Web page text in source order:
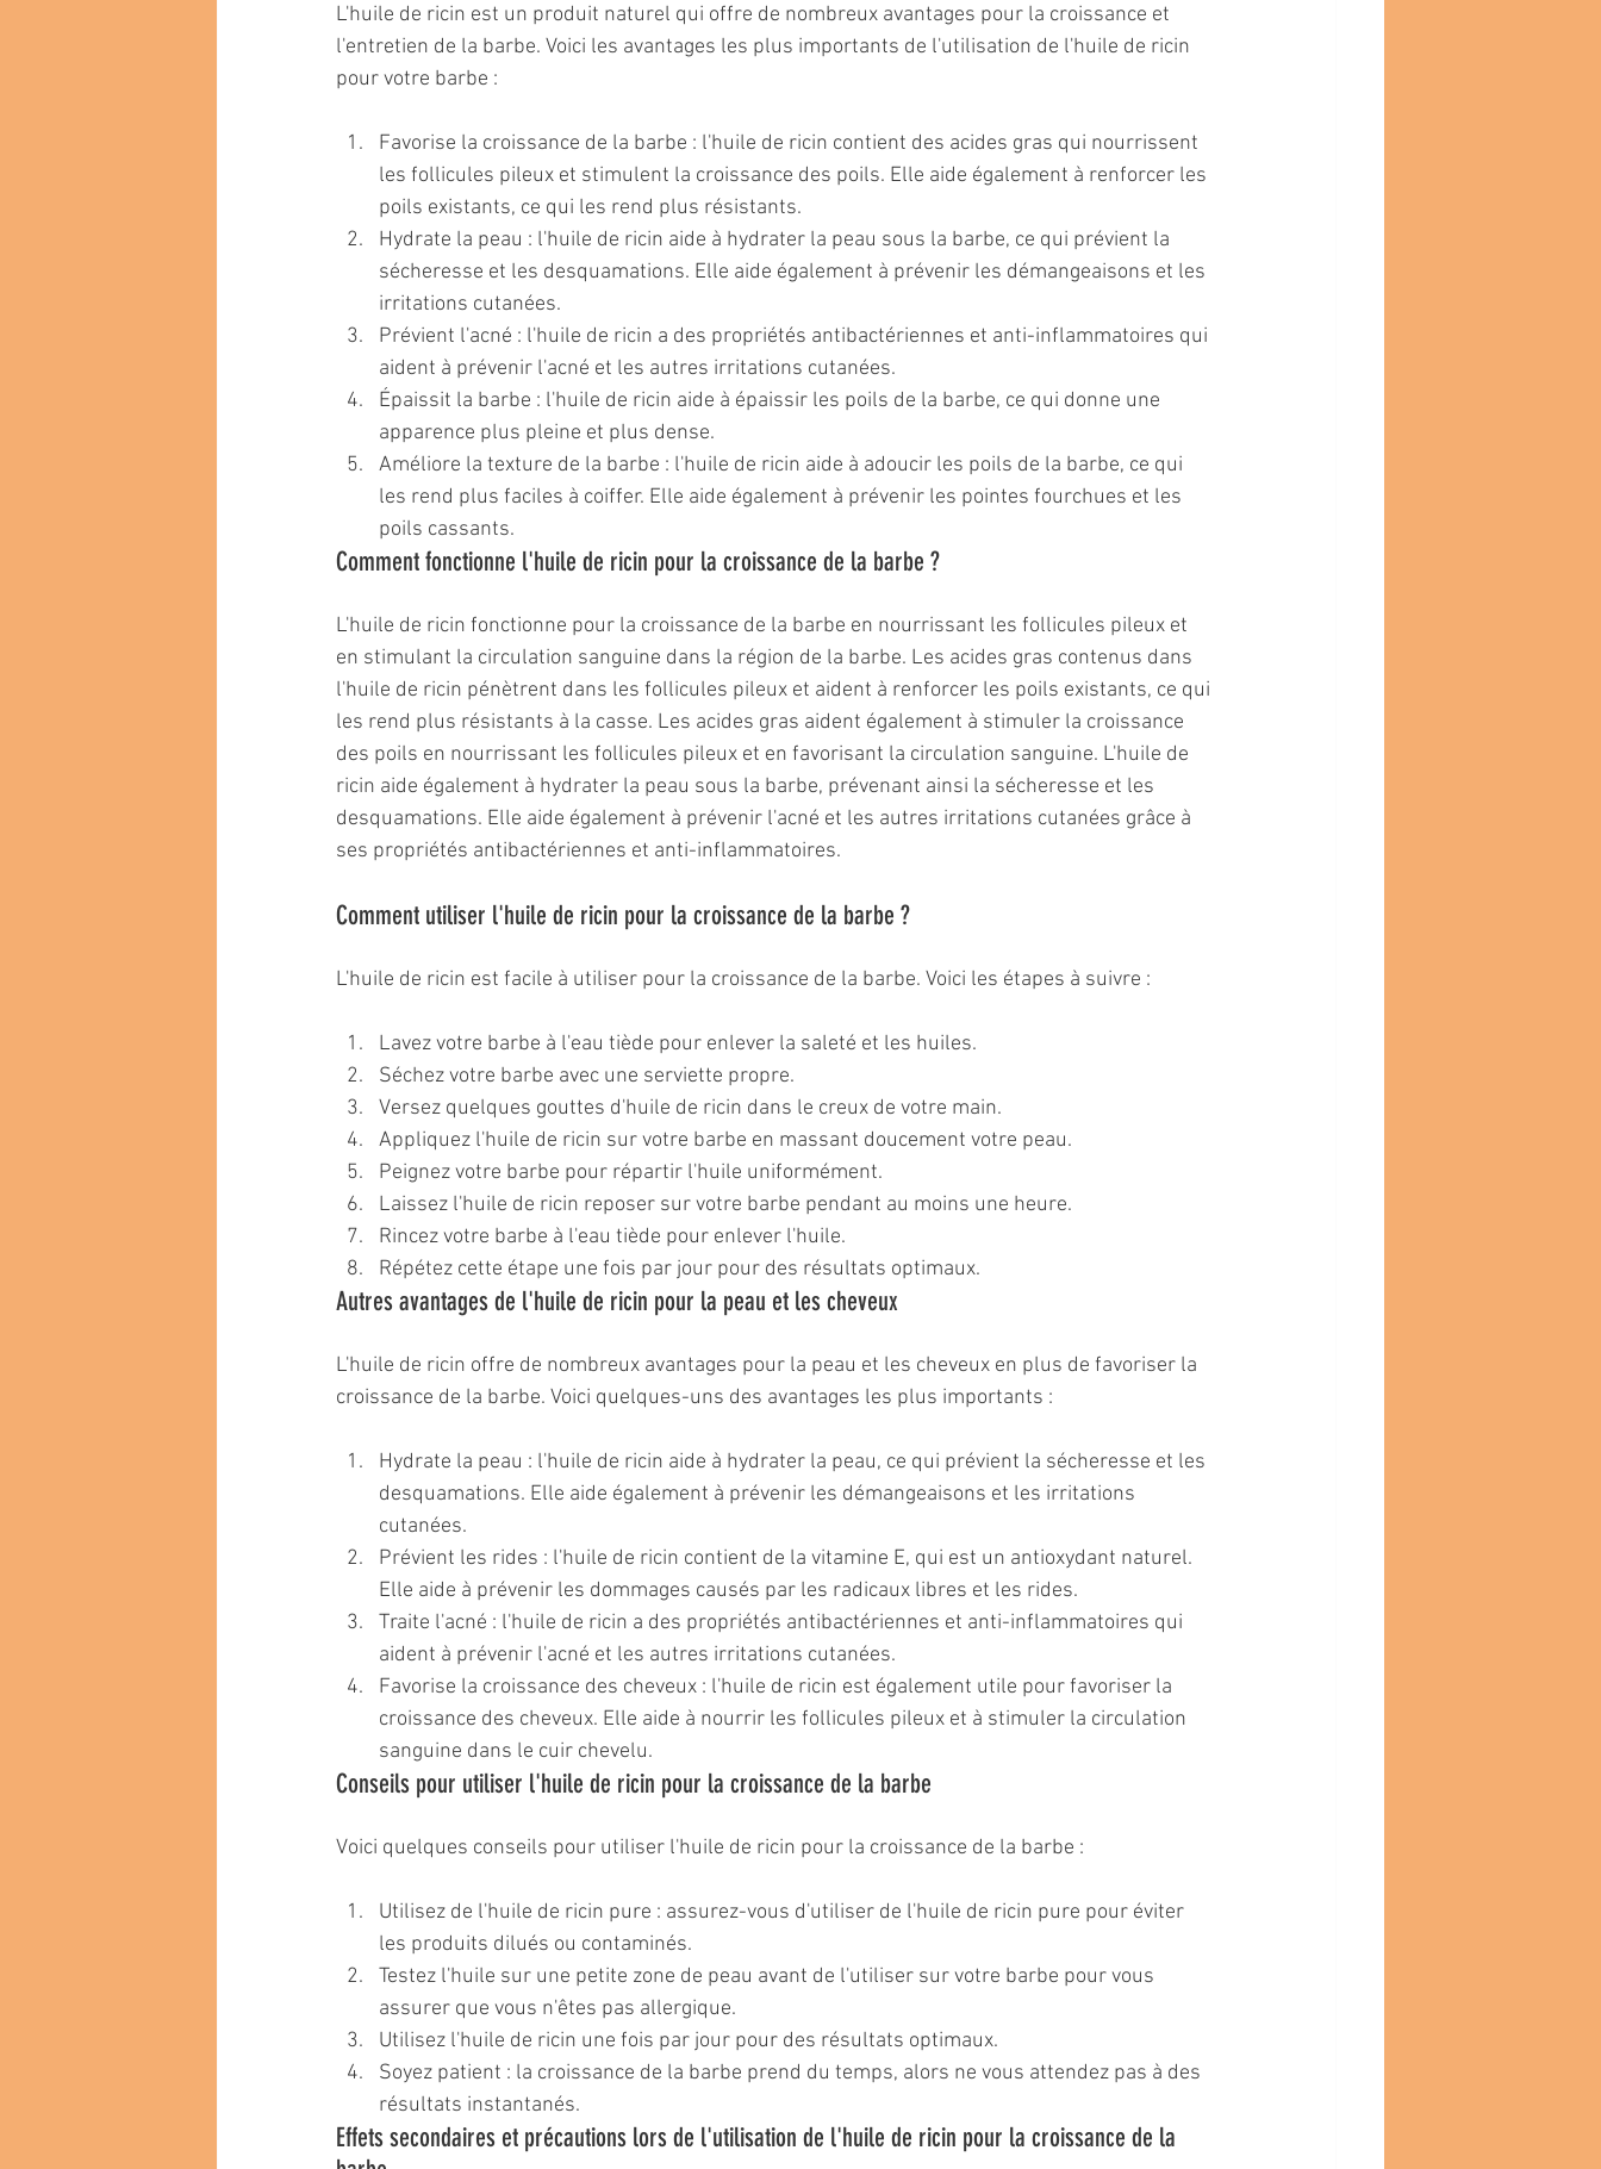
L'huile de ricin est un produit naturel qui offre de nombreux avantages pour la croissance et
l'entretien de la barbe. Voici les avantages les plus importants de l'utilisation de l'huile de ricin
pour votre barbe :
Favorise la croissance de la barbe : l'huile de ricin contient des acides gras qui nourrissent
les follicules pileux et stimulent la croissance des poils. Elle aide également à renforcer les
poils existants, ce qui les rend plus résistants.
Hydrate la peau : l'huile de ricin aide à hydrater la peau sous la barbe, ce qui prévient la
sécheresse et les desquamations. Elle aide également à prévenir les démangeaisons et les
irritations cutanées.
Prévient l'acné : l'huile de ricin a des propriétés antibactériennes et anti-inflammatoires qui
aident à prévenir l'acné et les autres irritations cutanées.
Épaissit la barbe : l'huile de ricin aide à épaissir les poils de la barbe, ce qui donne une
apparence plus pleine et plus dense.
Améliore la texture de la barbe : l'huile de ricin aide à adoucir les poils de la barbe, ce qui
les rend plus faciles à coiffer. Elle aide également à prévenir les pointes fourchues et les
poils cassants.
Comment fonctionne l'huile de ricin pour la croissance de la barbe ?
L'huile de ricin fonctionne pour la croissance de la barbe en nourrissant les follicules pileux et
en stimulant la circulation sanguine dans la région de la barbe. Les acides gras contenus dans
l'huile de ricin pénètrent dans les follicules pileux et aident à renforcer les poils existants, ce qui
les rend plus résistants à la casse. Les acides gras aident également à stimuler la croissance
des poils en nourrissant les follicules pileux et en favorisant la circulation sanguine. L'huile de
ricin aide également à hydrater la peau sous la barbe, prévenant ainsi la sécheresse et les
desquamations. Elle aide également à prévenir l'acné et les autres irritations cutanées grâce à
ses propriétés antibactériennes et anti-inflammatoires.
Comment utiliser l'huile de ricin pour la croissance de la barbe ?
L'huile de ricin est facile à utiliser pour la croissance de la barbe. Voici les étapes à suivre :
Lavez votre barbe à l'eau tiède pour enlever la saleté et les huiles.
Séchez votre barbe avec une serviette propre.
Versez quelques gouttes d'huile de ricin dans le creux de votre main.
Appliquez l'huile de ricin sur votre barbe en massant doucement votre peau.
Peignez votre barbe pour répartir l'huile uniformément.
Laissez l'huile de ricin reposer sur votre barbe pendant au moins une heure.
Rincez votre barbe à l'eau tiède pour enlever l'huile.
Répétez cette étape une fois par jour pour des résultats optimaux.
Autres avantages de l'huile de ricin pour la peau et les cheveux
L'huile de ricin offre de nombreux avantages pour la peau et les cheveux en plus de favoriser la
croissance de la barbe. Voici quelques-uns des avantages les plus importants :
Hydrate la peau : l'huile de ricin aide à hydrater la peau, ce qui prévient la sécheresse et les
desquamations. Elle aide également à prévenir les démangeaisons et les irritations
cutanées.
Prévient les rides : l'huile de ricin contient de la vitamine E, qui est un antioxydant naturel.
Elle aide à prévenir les dommages causés par les radicaux libres et les rides.
Traite l'acné : l'huile de ricin a des propriétés antibactériennes et anti-inflammatoires qui
aident à prévenir l'acné et les autres irritations cutanées.
Favorise la croissance des cheveux : l'huile de ricin est également utile pour favoriser la
croissance des cheveux. Elle aide à nourrir les follicules pileux et à stimuler la circulation
sanguine dans le cuir chevelu.
Conseils pour utiliser l'huile de ricin pour la croissance de la barbe
Voici quelques conseils pour utiliser l'huile de ricin pour la croissance de la barbe :
Utilisez de l'huile de ricin pure : assurez-vous d'utiliser de l'huile de ricin pure pour éviter
les produits dilués ou contaminés.
Testez l'huile sur une petite zone de peau avant de l'utiliser sur votre barbe pour vous
assurer que vous n'êtes pas allergique.
Utilisez l'huile de ricin une fois par jour pour des résultats optimaux.
Soyez patient : la croissance de la barbe prend du temps, alors ne vous attendez pas à des
résultats instantanés.
Effets secondaires et précautions lors de l'utilisation de l'huile de ricin pour la croissance de la